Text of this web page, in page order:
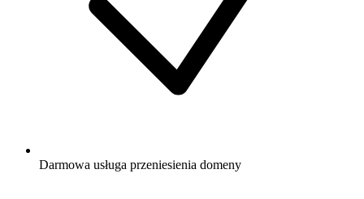
Darmowa usługa przeniesienia domeny